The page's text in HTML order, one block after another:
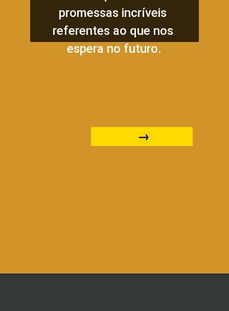
promessas incríveis
referentes ao que nos
espera no futuro.
→